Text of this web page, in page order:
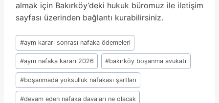
almak için Bakırköy’deki hukuk büromuz ile iletişim
sayfası üzerinden bağlantı kurabilirsiniz.
Post
Tags:
#aym kararı sonrası nafaka ödemeleri
#aym nafaka kararı 2026 #bakırköy boşanma avukatı
#boşanmada yoksulluk nafakası şartları
#devam eden nafaka davaları ne olacak